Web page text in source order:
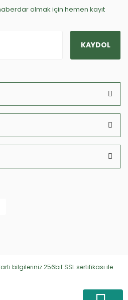
olmak için hemen kayıt
KAYDOL
bilgileriniz 256bit SSL sertifikası ile